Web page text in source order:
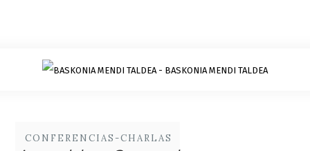
CONFERENCIAS-CHARLAS